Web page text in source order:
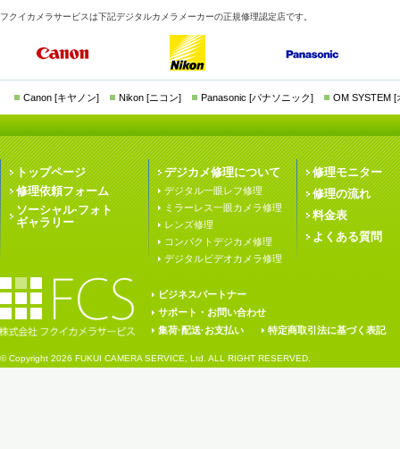
フクイカメラサービスは下記デジタルカメラメーカーの正規修理認定店です。
Canon [キヤノン] Nikon [ニコン] Panasonic [パナソニック] OM SYSTEM [
トップページ
修理依頼フォーム
ソーシャル·フォト
ギャラリー
デジカメ修理について
デジタル一眼レフ修理
ミラーレス一眼カメラ修理
レンズ修理
コンパクトデジカメ修理
デジタルビデオカメラ修理
修理モニター
修理の流れ
料金表
よくある質問
ビジネスパートナー
サポート・お問い合わせ
集荷·配送·お支払い
特定商取引法に基づく表記
© Copyright 2026 FUKUI CAMERA SERVICE, Ltd. ALL RIGHT RESERVED.